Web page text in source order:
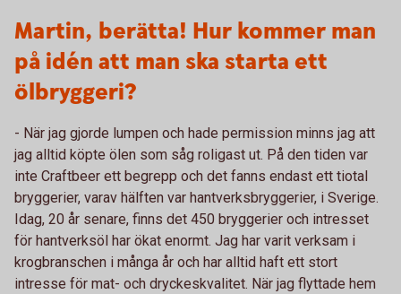
Martin, berätta! Hur kommer man
på idén att man ska starta ett
ölbryggeri?
- När jag gjorde lumpen och hade permission minns jag att
jag alltid köpte ölen som såg roligast ut. På den tiden var
inte Craftbeer ett begrepp och det fanns endast ett tiotal
bryggerier, varav hälften var hantverksbryggerier, i Sverige.
Idag, 20 år senare, finns det 450 bryggerier och intresset
för hantverksöl har ökat enormt. Jag har varit verksam i
krogbranschen i många år och har alltid haft ett stort
intresse för mat- och dryckeskvalitet. När jag flyttade hem